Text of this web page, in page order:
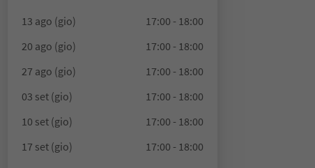
13 ago (gio)
17:00 - 18:00
20 ago (gio)
17:00 - 18:00
27 ago (gio)
17:00 - 18:00
03 set (gio)
17:00 - 18:00
10 set (gio)
17:00 - 18:00
17 set (gio)
17:00 - 18:00